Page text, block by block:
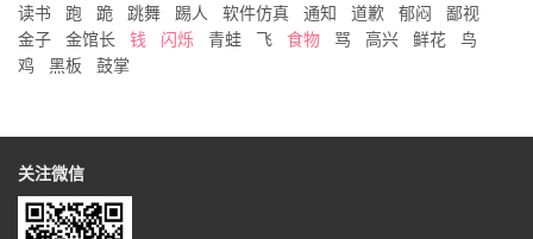
读书
跑 跪 跳舞 踢人 软件仿真 通知 道歉 郁闷
鄙视
金子 金馆长 钱 闪烁 青蛙 飞 食物 骂 高兴 鲜花 鸟
鸡
黑板 鼓掌
关注微信